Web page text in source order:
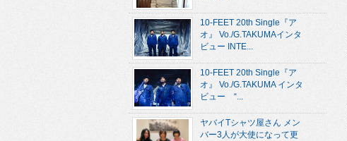
10-FEET 20th Single『ア
オ』 Vo./G.TAKUMAインタ
ビュー INTE...
10-FEET 20th Single『ア
オ』 Vo./G.TAKUMA インタ
ビュー “...
ヤバイTシャツ屋さん メン
バー3人が大使になって更